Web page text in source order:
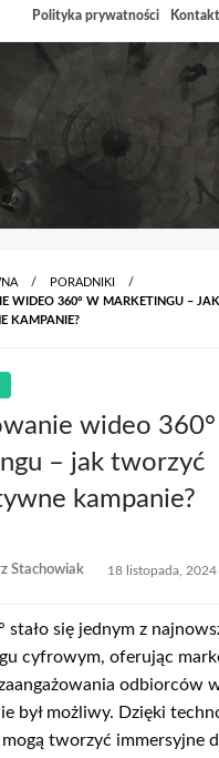
Polityka prywatności Kontakt
PORADNIKI
WIDEO 360° W MARKETINGU –
KAMPANIE?
wideo
– jak tworzyć
kampanie?
Stachowiak
Opublikowane
18 listopada, 2024
stało się jednym z
cyfrowym, oferując
odbiorców
był możliwy. Dzięki
tworzyć immersyjne